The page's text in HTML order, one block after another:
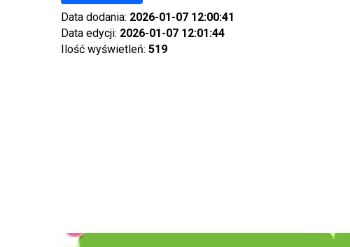
Data dodania: 2026-01-07 12:00:41
Data edycji: 2026-01-07 12:01:44
Ilość wyświetleń: 519